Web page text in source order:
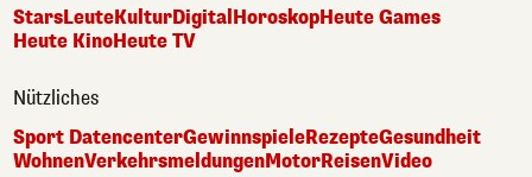
StarsLeuteKulturDigital HoroskopHeute Games
Heute KinoHeute TV
Nützliches
Sport DatencenterGewinnspieleRezepteGesundheit
WohnenVerkehrsmeldungenMotorReisenVideo